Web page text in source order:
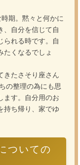
期。黙々と何かに
、自分を信じて自
られる時です。自
たくなるでしょ
きたさそり座さん
の整理の為にも思
ます。自分用のお
持ち帰り、家でゆ
ついての